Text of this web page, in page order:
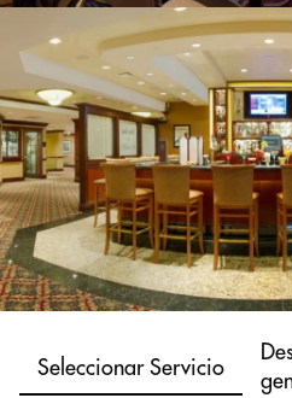
Seleccionar Servicio